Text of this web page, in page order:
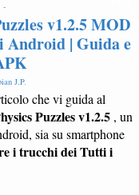
-
v1.2.5 MOD
| Guida e
J.P.
che vi guida al
Puzzles v1.2.5 , un
sia su smartphone
i trucchi dei Tutti i